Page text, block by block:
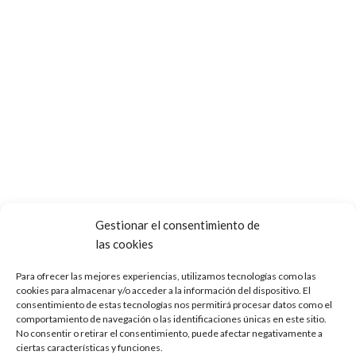
Gestionar el consentimiento de
las cookies
Para ofrecer las mejores experiencias, utilizamos tecnologías como las
cookies para almacenar y/o acceder a la información del dispositivo. El
consentimiento de estas tecnologías nos permitirá procesar datos como el
comportamiento de navegación o las identificaciones únicas en este sitio.
No consentir o retirar el consentimiento, puede afectar negativamente a
ciertas características y funciones.